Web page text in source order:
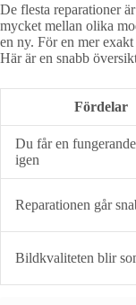
De flesta reparationer
mycket mellan olika
en ny. För en mer
Här är en snabb
Fördelar
Du får en
igen
Reparationen går
Bildkvaliteten blir